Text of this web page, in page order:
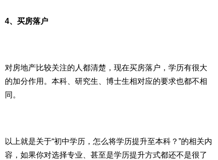
4、买房落户
对房地产比较关注的人都清楚，现在买房落户，学历有很大
的加分作用。本科、研究生、博士生相对应的要求也都不相
同。
以上就是关于“初中学历，怎么将学历提升至本科？”的相关内
容，如果你对选择专业、甚至是学历提升方式都还不是很了